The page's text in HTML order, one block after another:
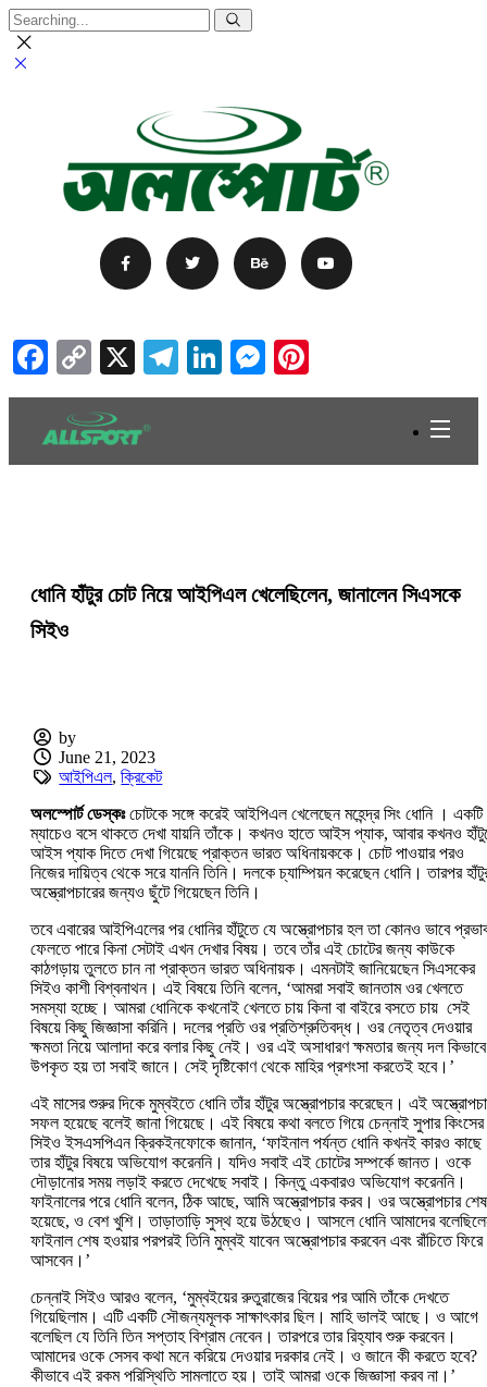
Facebook
Copy
Link
X Telegram
LinkedIn
Messenger
ধোনি হাঁটুর চোট নিয়ে আইপিএল খেলেছিলেন, জানালেন সিএসকে
সিইও
by
June 21, 2023
আইপিএল,ক্রিকেট
অলস্পোর্ট ডেস্কঃচোটকে সঙ্গে করেই আইপিএল খেলেছেন মহেন্দ্র সিং ধোনি । একটি
ম্যাচেও বসে থাকতে দেখা যায়নি তাঁকে। কখনও হাতে আইস প্যাক, আবার কখনও
আইস প্যাক দিতে দেখা গিয়েছে প্রাক্তন ভারত অধিনায়ককে। চোট পাওয়ার পরও
নিজের দায়িত্ব থেকে সরে যাননি তিনি। দলকে চ্যাম্পিয়ন করেছেন ধোনি। তারপর
অস্ত্রোপচারের জন্যও ছুঁটে গিয়েছেন তিনি।
তবে এবারের আইপিএলের পর ধোনির হাঁটুতে যে অস্ত্রোপচার হল তা কোনও ভাবে
ফেলতে পারে কিনা সেটাই এখন দেখার বিষয়। তবে তাঁর এই চোটের জন্য কাউকে
কাঠগড়ায় তুলতে চান না প্রাক্তন ভারত অধিনায়ক। এমনটাই জানিয়েছেন সিএসকের
সিইও কাশী বিশ্বনাথন। এই বিষয়ে তিনি বলেন, ‘আমরা সবাই জানতাম ওর খেলতে
সমস্যা হচ্ছে। আমরা ধোনিকে কখনোই খেলতে চায় কিনা বা বাইরে বসতে চায় সেই
বিষয়ে কিছু জিজ্ঞাসা করিনি। দলের প্রতি ওর প্রতিশ্রুতিবদ্ধ। ওর নেতৃত্ব দেওয়ার
ক্ষমতা নিয়ে আলাদা করে বলার কিছু নেই। ওর এই অসাধারণ ক্ষমতার জন্য দল কিভাবে
উপকৃত হয় তা সবাই জানে। সেই দৃষ্টিকোণ থেকে মাহির প্রশংসা করতেই হবে।’
এই মাসের শুরুর দিকে মুম্বইতে ধোনি তাঁর হাঁটুর অস্ত্রোপচার করেছেন। এই
সফল হয়েছে বলেই জানা গিয়েছে। এই বিষয়ে কথা বলতে গিয়ে চেন্নাই সুপার কিংসের
সিইও ইসএসপিএন ক্রিকইনফোকে জানান, ‘ফাইনাল পর্যন্ত ধোনি কখনই কারও কাছে
তার হাঁটুর বিষয়ে অভিযোগ করেননি। যদিও সবাই এই চোটের সম্পর্কে জানত। ওকে
দৌড়ানোর সময় লড়াই করতে দেখেছে সবাই। কিন্তু একবারও অভিযোগ করেননি।
ফাইনালের পরে ধোনি বলেন, ঠিক আছে, আমি অস্ত্রোপচার করব। ওর অস্ত্রোপচার শেষ
হয়েছে, ও বেশ খুশি। তাড়াতাড়ি সুস্থ হয়ে উঠছেও। আসলে ধোনি আমাদের
ফাইনাল শেষ হওয়ার পরপরই তিনি মুম্বই যাবেন অস্ত্রোপচার করবেন এবং রাঁচিতে ফিরে
আসবেন।’
চেন্নাই সিইও আরও বলেন, ‘মুম্বইয়ের রুতুরাজের বিয়ের পর আমি তাঁকে দেখতে
গিয়েছিলাম। এটি একটি সৌজন্যমূলক সাক্ষাৎকার ছিল। মাহি ভালই আছে। ও আগে
বলেছিল যে তিনি তিন সপ্তাহ বিশ্রাম নেবেন। তারপরে তার রিহ্যাব শুরু করবেন।
আমাদের ওকে সেসব কথা মনে করিয়ে দেওয়ার দরকার নেই। ও জানে কী করতে হবে?
কীভাবে এই রকম পরিস্থিতি সামলাতে হয়। তাই আমরা ওকে জিজ্ঞাসা করব না।’